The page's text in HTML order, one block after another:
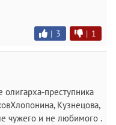
| 3 | 1
преступника
Кузнецова,
чужего и не любимого .